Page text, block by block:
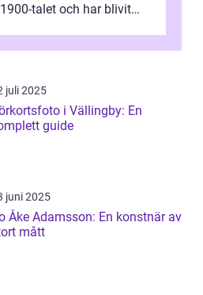
talet och har blivit
juli 2025
i Vällingby: En
guide
juni 2025
Åke Adamsson: En konstnär av
mått